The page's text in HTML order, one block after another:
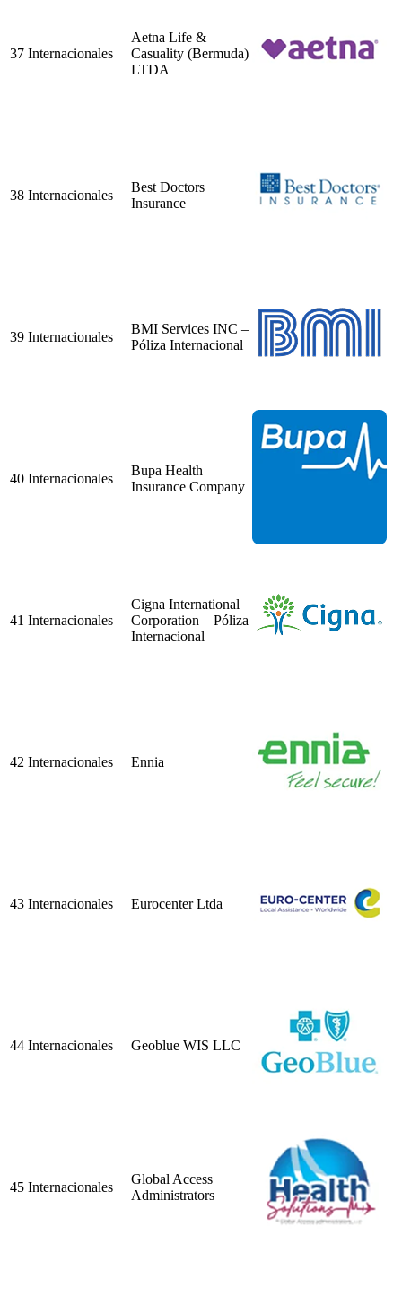
37 Internacionales
Aetna Life &
Casuality (Bermuda)
LTDA
38 Internacionales
Best Doctors
Insurance
39 Internacionales
BMI Services INC –
Póliza Internacional
40 Internacionales
Bupa Health
Insurance Company
41 Internacionales
Cigna International
Corporation – Póliza
Internacional
42 Internacionales Ennia
43 Internacionales Eurocenter Ltda
44 Internacionales Geoblue WIS LLC
45 Internacionales
Global Access
Administrators